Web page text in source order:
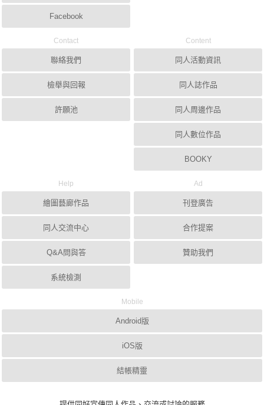
Facebook
Contact
聯絡我們
檢舉與回報
許願池
Content
同人活動資訊
同人誌作品
同人周邊作品
同人數位作品
BOOKY
Help
繪圖藝廊作品
同人交流中心
Q&A問與答
系統檢測
Ad
刊登廣告
合作提案
贊助我們
Mobile
Android版
iOS版
結帳精靈